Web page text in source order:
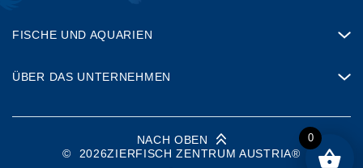
FISCHE UND AQUARIEN
ÜBER DAS UNTERNEHMEN
© 2026ZIERFISCH ZENTRUM AUSTRIA®
NACH OBEN 0